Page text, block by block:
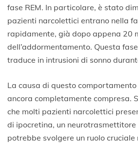
fase REM. In particolare, è stato
pazienti narcolettici entrano nella
rapidamente, già dopo appena 20
dell’addormentamento. Questa
traduce in intrusioni di sonno
La causa di questo comportamento
ancora completamente compresa.
che molti pazienti narcolettici
di ipocretina, un neurotrasmettitore
potrebbe svolgere un ruolo cruciale